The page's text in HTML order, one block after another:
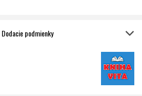
Dodacie podmienky